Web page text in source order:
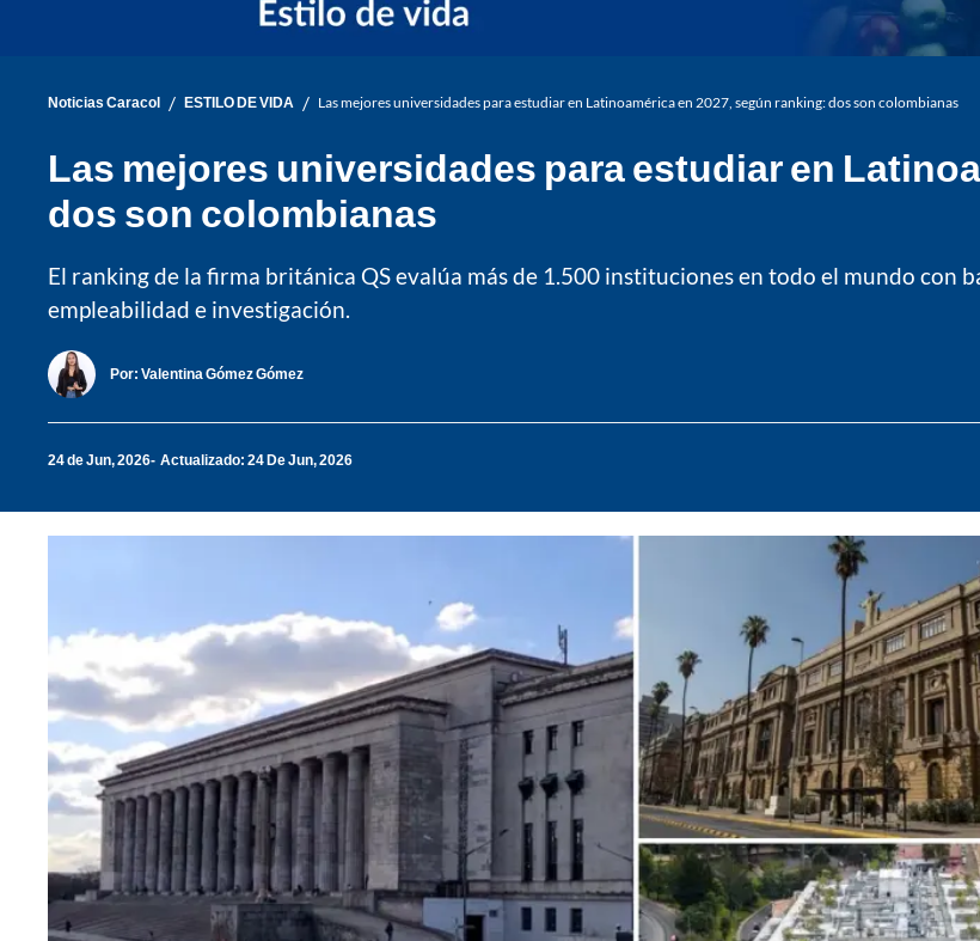
Noticias Caracol / ESTILO DE VIDA / Las mejores universidades para estudiar en Latinoamérica en 2027, según ranking: dos son colombianas
Las mejores universidades para estudiar en
dos son colombianas
El ranking de la firma británica QS evalúa más de 1.500 instituciones en todo el mundo con
empleabilidad e investigación.
Por: Valentina Gómez Gómez
24 de Jun, 2026 Actualizado: 24 De Jun, 2026